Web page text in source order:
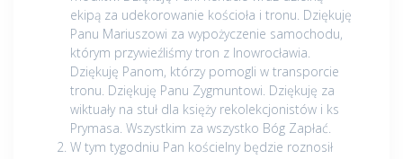
ekipą za udekorowanie kościoła i tronu. Dziękuję
Panu Mariuszowi za wypożyczenie samochodu,
którym przywieźliśmy tron z Inowrocławia.
Dziękuję Panom, którzy pomogli w transporcie
tronu. Dziękuję Panu Zygmuntowi. Dziękuję za
wiktuały na stuł dla księży rekolekcjonistów i ks
Prymasa. Wszystkim za wszystko Bóg Zapłać.
W tym tygodniu Pan kościelny będzie roznosił